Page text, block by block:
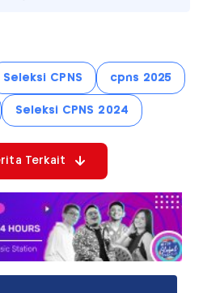
Seleksi CPNS cpns 2025
Seleksi CPNS 2024
Terkait